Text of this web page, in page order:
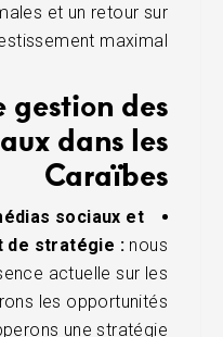
et un retour sur
maximal.
gestion des
dans les
Caraïbes
sociaux et
de stratégie : nous
actuelle sur les
les opportunités
une stratégie